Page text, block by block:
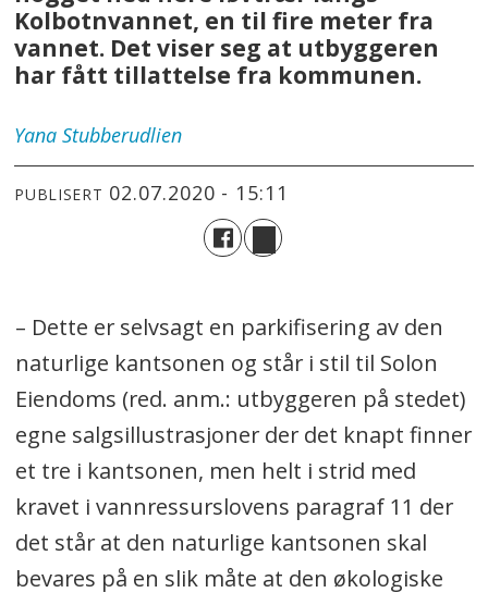
Kolbotnvannet, en til fire meter fra
vannet. Det viser seg at utbyggeren
har fått tillattelse fra kommunen.
Yana Stubberudlien
PUBLISERT 02.07.2020 - 15:11
– Dette er selvsagt en parkifisering av den
naturlige kantsonen og står i stil til Solon
Eiendoms (red. anm.: utbyggeren på stedet)
egne salgsillustrasjoner der det knapt finner
et tre i kantsonen, men helt i strid med
kravet i vannressurslovens paragraf 11 der
det står at den naturlige kantsonen skal
bevares på en slik måte at den økologiske